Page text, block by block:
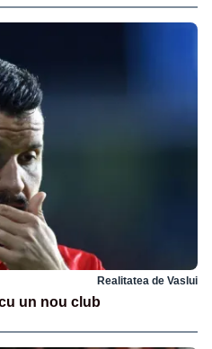
Realitatea de Vaslui
un nou club